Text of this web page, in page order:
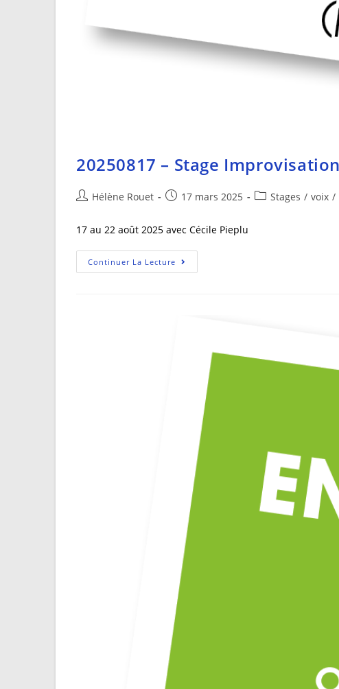
20250817 – Stage
Hélène Rouet 17 mars 2025 Stages / voix /
17 au 22 août 2025 avec Cécile Pieplu
Continuer La Lecture